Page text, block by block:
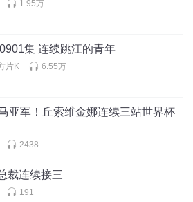
1.95万
集 连续跳江的青年
片K 6.55万
亚军！丘索维金娜连续三站世界杯
2438
裁连续接三
191